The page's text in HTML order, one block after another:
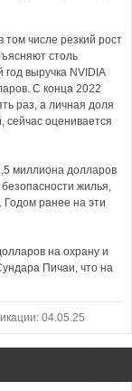
числе резкий рост
столь
выручка NVIDIA
С конца 2022
раз, а личная доля
сейчас оценивается
миллиона долларов
жилья,
Годом ранее на эти
на охрану и
Пичаи, что на
04.05.25